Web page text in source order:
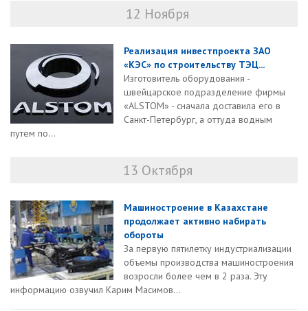
12 Ноября
Реализация инвестпроекта ЗАО
«КЭС» по строительству ТЭЦ...
Изготовитель оборудования -
швейцарское подразделение фирмы
«ALSTOM» - сначала доставила его в
Санкт-Петербург, а оттуда водным
путем по...
13 Октября
Машиностроение в Казахстане
продолжает активно набирать
обороты
За первую пятилетку индустриализации
объемы производства машиностроения
возросли более чем в 2 раза. Эту
информацию озвучил Карим Масимов...